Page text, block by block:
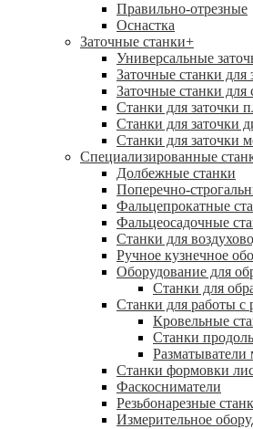
Правильно-отрезные
Оснастка
Заточные станки+
Универсальные
Заточные станки для
Заточные станки для
Станки для заточки
Станки для заточки
Станки для заточки
Специализированные
Долбежные станки
Поперечно-
Фальцепрокатные
Фальцеосадочные
Станки для
Ручное кузнечное
Оборудование для
Станки для
Станки для работы с
Кровельные
Станки
Разматыватели
Станки формовки
Фаскосниматели
Резьбонарезные
Измерительное